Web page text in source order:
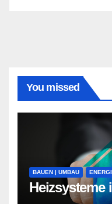
You missed
BAUEN | UMBAU
Heizsysteme